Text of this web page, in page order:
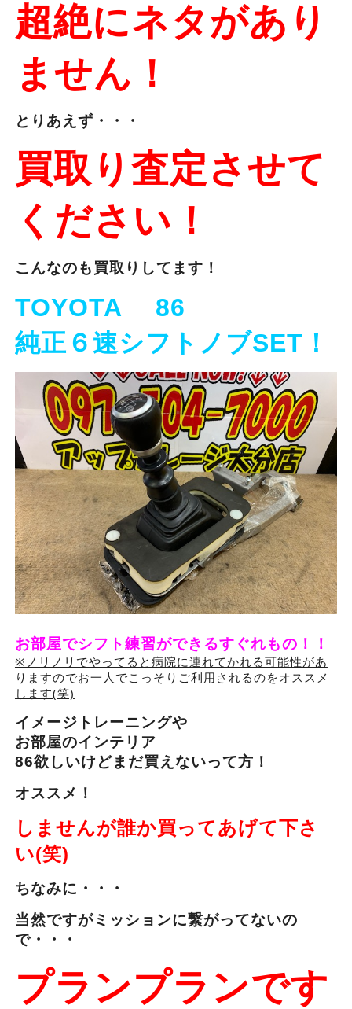
超絶にネタがあり
ません！
とりあえず・・・
買取り査定させて
ください！
こんなのも買取りしてます！
TOYOTA 86
純正６速シフトノブSET！
お部屋でシフト練習ができるすぐれもの！！
※ノリノリでやってると病院に連れてかれる可能性があ
りますのでお一人でこっそりご利用されるのをオススメ
します(笑)
イメージトレーニングや
お部屋のインテリア
86欲しいけどまだ買えないって方！
オススメ！
しませんが誰か買ってあげて下さ
い(笑)
ちなみに・・・
当然ですがミッションに繋がってないの
で・・・
プランプランです